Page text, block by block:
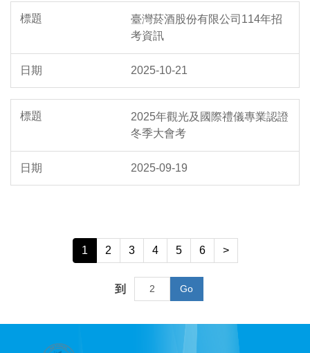
臺灣菸酒股份有限公司114年招
考資訊
2025-10-21
2025年觀光及國際禮儀專業認證
冬季大會考
2025-09-19
1 2 3 4 5 6 >
到 Go